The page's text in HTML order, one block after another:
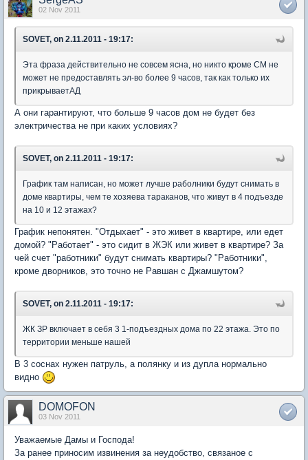
02 Nov 2011
SOVET, on 2.11.2011 - 19:17:
Эта фраза действительно не совсем ясна, но никто кроме СМ не
может не предоставлять эл-во более 9 часов, так как только их
прикрываетАД
А они гарантируют, что больше 9 часов дом не будет без
электричества не при каких условиях?
SOVET, on 2.11.2011 - 19:17:
График там написан, но может лучше раболники будут снимать в
доме квартиры, чем те хозяева тараканов, что живут в 4 подъезде
на 10 и 12 этажах?
График непонятен. "Отдыхает" - это живет в квартире, или едет
домой? "Работает" - это сидит в ЖЭК или живет в квартире? За
чей счет "работники" будут снимать квартиры? "Работники",
кроме дворников, это точно не Равшан с Джамшутом?
SOVET, on 2.11.2011 - 19:17:
ЖК ЗР включает в себя 3 1-подъездных дома по 22 этажа. Это по
территории меньше нашей
В 3 соснах нужен патруль, а полянку и из дупла нормально
видно
DOMOFON
03 Nov 2011
Уважаемые Дамы и Господа!
За ранее приносим извинения за неудобство, связаное с